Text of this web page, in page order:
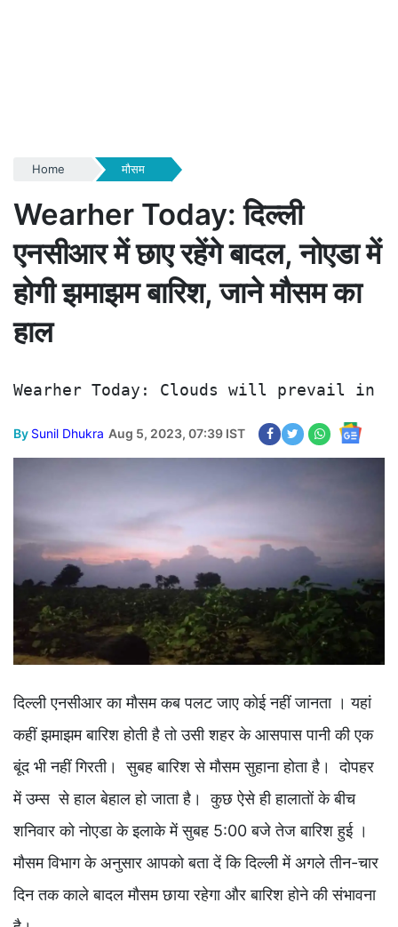
Home मौसम
Wearher Today: दिल्ली
एनसीआर में छाए रहेंगे बादल, नोएडा में
होगी झमाझम बारिश, जाने मौसम का
हाल
Wearher Today: Clouds will prevail in
By Sunil Dhukra Aug 5, 2023, 07:39 IST
दिल्ली एनसीआर का मौसम कब पलट जाए कोई नहीं जानता । यहां
कहीं झमाझम बारिश होती है तो उसी शहर के आसपास पानी की एक
बूंद भी नहीं गिरती। सुबह बारिश से मौसम सुहाना होता है। दोपहर
में उम्स से हाल बेहाल हो जाता है। कुछ ऐसे ही हालातों के बीच
शनिवार को नोएडा के इलाके में सुबह 5:00 बजे तेज बारिश हुई ।
मौसम विभाग के अनुसार आपको बता दें कि दिल्ली में अगले तीन-चार
दिन तक काले बादल मौसम छाया रहेगा और बारिश होने की संभावना